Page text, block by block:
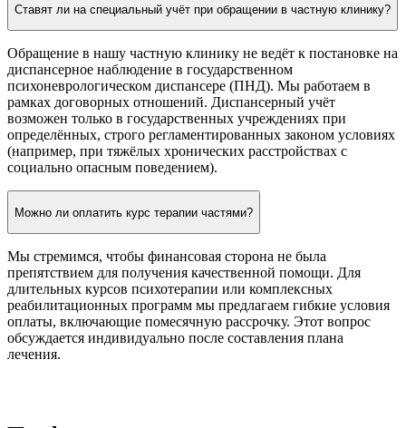
Ставят ли на специальный учёт при обращении в частную клинику?
Обращение в нашу частную клинику не ведёт к постановке на
диспансерное наблюдение в государственном
психоневрологическом диспансере (ПНД). Мы работаем в
рамках договорных отношений. Диспансерный учёт
возможен только в государственных учреждениях при
определённых, строго регламентированных законом условиях
(например, при тяжёлых хронических расстройствах с
социально опасным поведением).
Можно ли оплатить курс терапии частями?
Мы стремимся, чтобы финансовая сторона не была
препятствием для получения качественной помощи. Для
длительных курсов психотерапии или комплексных
реабилитационных программ мы предлагаем гибкие условия
оплаты, включающие помесячную рассрочку. Этот вопрос
обсуждается индивидуально после составления плана
лечения.